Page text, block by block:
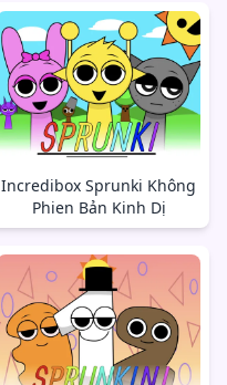
Incredibox Sprunki Không
Phien Bản Kinh Dị